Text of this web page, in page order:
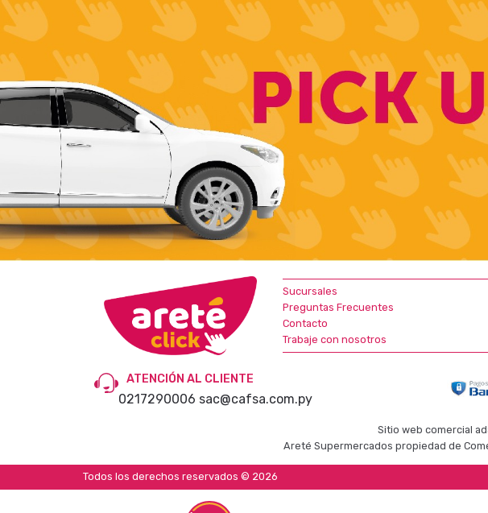
Sucursales
Preguntas Frecuentes
Contacto
Trabaje con nosotros
ATENCIÓN AL CLIENTE
0217290006 sac@cafsa.com.py
Sitio web comercial
Areté Supermercados propiedad de
Todos los derechos reservados © 2026